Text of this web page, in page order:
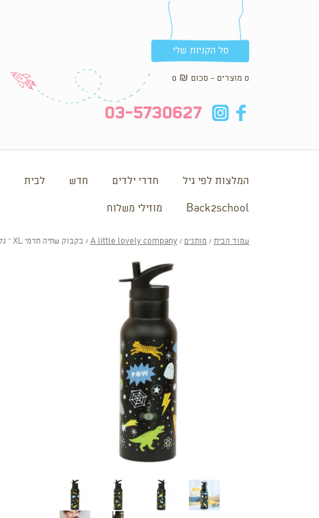
סל הקניות שלי
0 מוצרים - סכום 0 ₪
fb
in
03-5730627
המלצות לפי גיל חדרי ילדים חדש לבית
Back2school מוזילי משלוח
עמוד הבית / מותגים /
A little lovely company / בקבוק שתיה תרמי XL – גלקסי